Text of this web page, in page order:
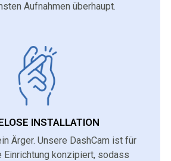
Aufnahmen überhaupt.
INSTALLATION
Ärger. Unsere DashCam ist für
Einrichtung konzipiert, sodass